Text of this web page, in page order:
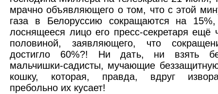
мрачно объявляющего о том, что с этой
газа в Белоруссию сокращаются на
лоснящееся лицо его пресс-секретаря ещё
половиной, заявляющего, что
достигло 60%?! Ни дать, ни взять
мальчишки-садисты, мучающие
кошку, которая, правда, вдруг
пребольно их кусает!